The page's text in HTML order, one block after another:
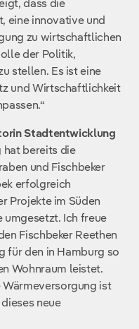
dass die
eine innovative und
zu wirtschaftlichen
der Politik,
stellen. Es ist eine
und Wirtschaftlichkeit
Stadtentwicklung
hat bereits die
und Fischbeker
erfolgreich
Projekte im Süden
umgesetzt. Ich freue
Fischbeker Reethen
für den in Hamburg so
Wohnraum leistet.
ist
neue